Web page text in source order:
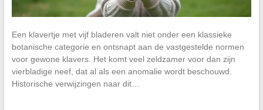
Een klavertje met vijf bladeren valt niet onder een klassieke
botanische categorie en ontsnapt aan de vastgestelde normen
voor gewone klavers. Het komt veel zeldzamer voor dan zijn
vierbladige neef, dat al als een anomalie wordt beschouwd.
Historische verwijzingen naar dit…